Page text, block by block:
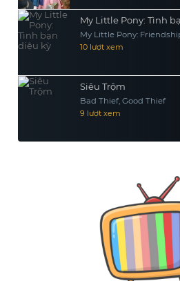
My Little Pony: Tình
My Little Pony:
10 lượt xem
Siêu Trộm
Bad Thief, Good Thief
9 lượt xem